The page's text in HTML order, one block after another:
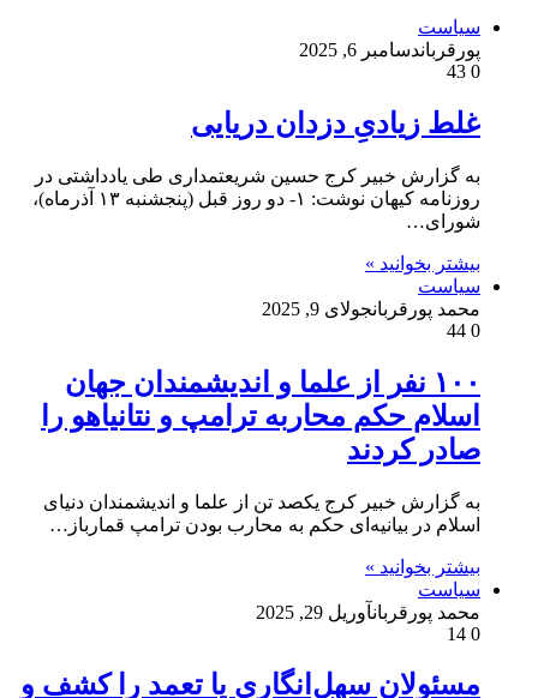
سیاست
پورقرباندسامبر 6, 2025
0
غلط زیادیِ دزدان دریایی
به گزارش خبیر کرج حسین شریعتمداری طی یادداشتی در
روزنامه کیهان نوشت: ۱- دو روز قبل (پنجشنبه ۱۳ آذرماه‌)،
شورای…
بیشتر بخوانید »
سیاست
محمد پورقربانجولای 9, 2025
0
۱۰۰ نفر از علما و اندیشمندان جهان
اسلام حکم محاربه ترامپ و نتانیاهو را
صادر کردند
به گزارش خبیر کرج یکصد تن از علما و اندیشمندان دنیای
اسلام در بیانیه‌ای حکم به محارب بودن ترامپ قمارباز…
بیشتر بخوانید »
سیاست
محمد پورقربانآوریل 29, 2025
0
مسئولان سهل‌انگاری یا تعمد را کشف و